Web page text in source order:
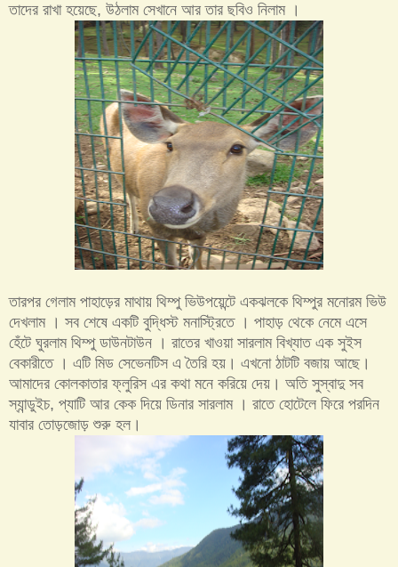
তাদের রাখা হয়েছে, উঠলাম সেখানে আর তার ছবিও নিলাম ।
তারপর গেলাম পাহাড়ের মাথায় থিম্পু ভিউপয়েন্টে একঝলকে থিম্পুর মনোরম ভিউ
দেখলাম । সব শেষে একটি বুদ্ধিস্ট মনাস্ট্রিতে । পাহাড় থেকে নেমে এসে
হেঁটে ঘুরলাম থিম্পু ডাউনটাউন । রাতের খাওয়া সারলাম বিখ্যাত এক সুইস
বেকারীতে । এটি মিড সেভেনটিস এ তৈরি হয়। এখনো ঠাটটি বজায় আছে।
আমাদের কোলকাতার ফ্লুরিস এর কথা মনে করিয়ে দেয়। অতি সুস্বাদু সব
স্যান্ডুইচ, প্যাটি আর কেক দিয়ে ডিনার সারলাম । রাতে হোটেলে ফিরে পরদিন
যাবার তোড়জোড় শুরু হল।